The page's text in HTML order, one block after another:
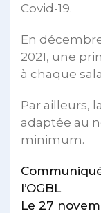
Covid-19.
En
2021, une
à chaque
Par ailleurs,
adaptée au
minimum.
l’OGBL
Le 27